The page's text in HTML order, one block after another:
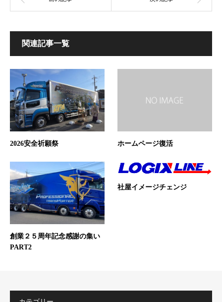
関連記事一覧
2026安全祈願祭 ホームページ復活
創業２５周年記念感謝の集い
PART2
社屋イメージチェンジ